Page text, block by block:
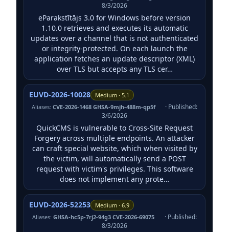
8/3/2026
eParakstītājs 3.0 for Windows before version
1.10.0 retrieves and executes its automatic
updates over a channel that is not authenticated
or integrity-protected. On each launch the
application fetches an update descriptor (XML)
over TLS but accepts any TLS cer…
EUVD-2026-10028
Medium · 5.1
Aliases: CVE-2026-1468 GHSA-9mjh-488m-qp5f
· Published:
3/6/2026
QuickCMS is vulnerable to Cross-Site Request
Forgery across multiple endpoints. An attacker
can craft special website, which when visited by
the victim, will automatically send a POST
request with victim's privileges. This software
does not implement any prote…
EUVD-2026-52253
Medium · 6.9
Aliases:GHSA-hc5p-7rj2-94g3 CVE-2026-69075
· Published:
8/3/2026